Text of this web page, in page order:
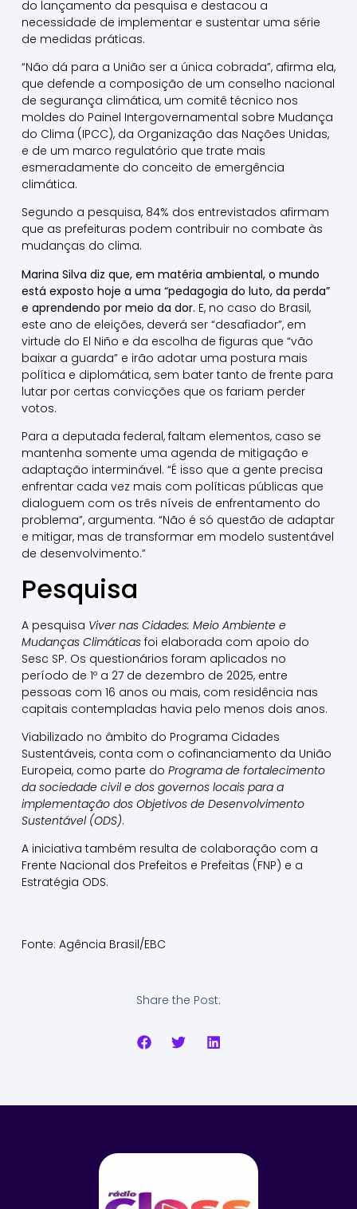
do lançamento da pesquisa e destacou a
necessidade de implementar e sustentar uma série
de medidas práticas.
“Não dá para a União ser a única cobrada”, afirma ela,
que defende a composição de um conselho nacional
de segurança climática, um comitê técnico nos
moldes do Painel Intergovernamental sobre Mudança
do Clima (IPCC), da Organização das Nações Unidas,
e de um marco regulatório que trate mais
esmeradamente do conceito de emergência
climática.
Segundo a pesquisa, 84% dos entrevistados afirmam
que as prefeituras podem contribuir no combate às
mudanças do clima.
Marina Silva diz que, em matéria ambiental, o mundo
está exposto hoje a uma “pedagogia do luto, da perda”
e aprendendo por meio da dor. E, no caso do Brasil,
este ano de eleições, deverá ser “desafiador”, em
virtude do El Niño e da escolha de figuras que “vão
baixar a guarda” e irão adotar uma postura mais
política e diplomática, sem bater tanto de frente para
lutar por certas convicções que os fariam perder
votos.
Para a deputada federal, faltam elementos, caso se
mantenha somente uma agenda de mitigação e
adaptação interminável. “É isso que a gente precisa
enfrentar cada vez mais com políticas públicas que
dialoguem com os três níveis de enfrentamento do
problema”, argumenta. “Não é só questão de adaptar
e mitigar, mas de transformar em modelo sustentável
de desenvolvimento.”
Pesquisa
A pesquisa Viver nas Cidades: Meio Ambiente e
Mudanças Climáticas foi elaborada com apoio do
Sesc SP. Os questionários foram aplicados no
período de 1º a 27 de dezembro de 2025, entre
pessoas com 16 anos ou mais, com residência nas
capitais contempladas havia pelo menos dois anos.
Viabilizado no âmbito do Programa Cidades
Sustentáveis, conta com o cofinanciamento da União
Europeia, como parte do Programa de fortalecimento
da sociedade civil e dos governos locais para a
implementação dos Objetivos de Desenvolvimento
Sustentável (ODS).
A iniciativa também resulta de colaboração com a
Frente Nacional dos Prefeitos e Prefeitas (FNP) e a
Estratégia ODS.
Fonte: Agência Brasil/EBC
Share the Post: